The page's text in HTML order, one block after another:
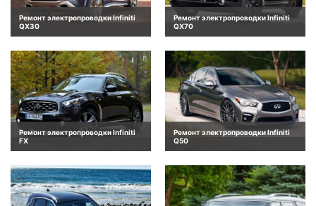
Ремонт электропроводки Infiniti
QX30
Ремонт электропроводки Infiniti
QX70
Ремонт электропроводки Infiniti
FX
Ремонт электропроводки Infiniti
Q50